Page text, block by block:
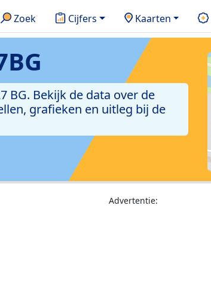
Zoek Cijfers Kaarten
BG. Bekijk de data over de
grafieken en uitleg bij de
Advertentie: